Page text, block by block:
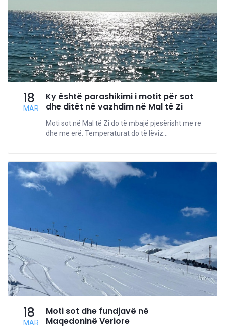
18
MAR
Ky është parashikimi i motit për sot
dhe ditët në vazhdim në Mal të Zi
Moti sot në Mal të Zi do të mbajë pjesërisht me re
dhe me erë. Temperaturat do të lëviz...
18
MAR
Moti sot dhe fundjavë në
Maqedoninë Veriore